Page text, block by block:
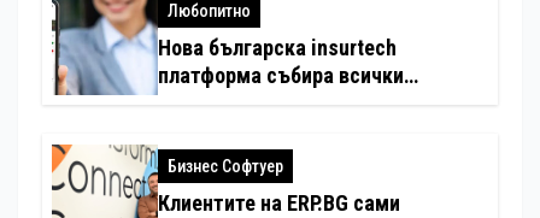
Любопитно
Нова българска insurtech
платформа събира всички
Бизнес Софтуер
Клиентите на ERP.BG сами